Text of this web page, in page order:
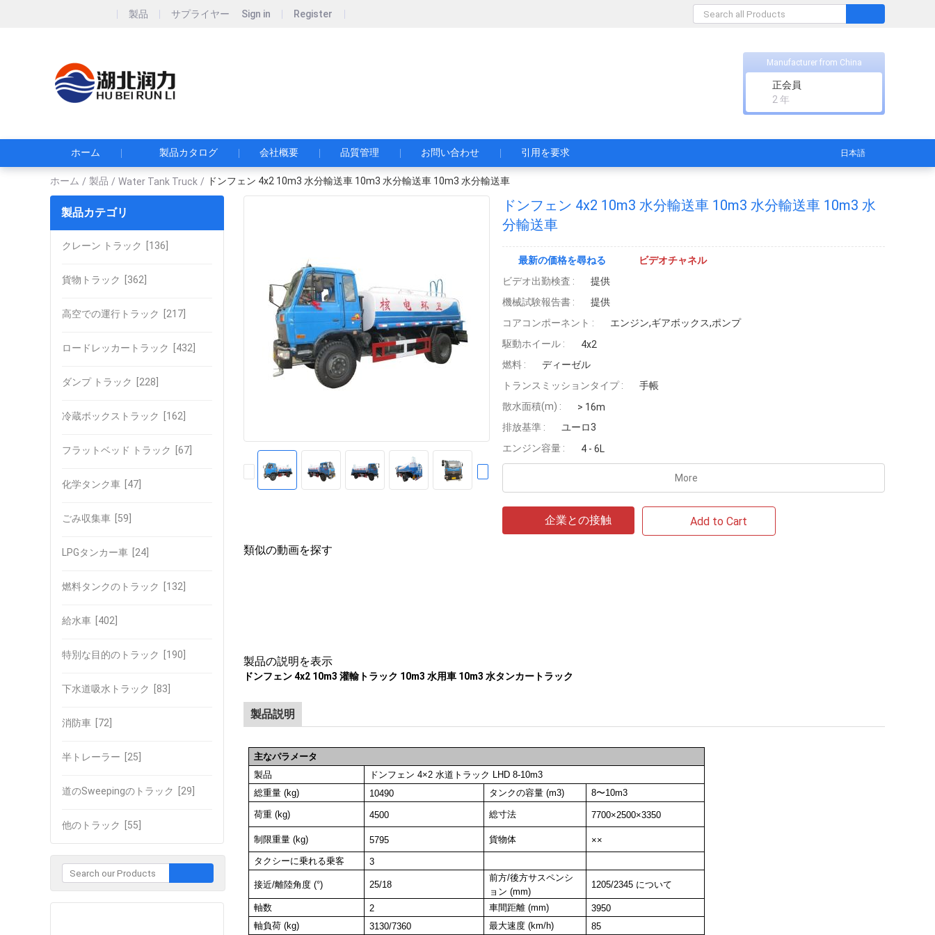
製品 サプライヤー Sign in Register
Manufacturer from China
正会員
2 年
ホーム 製品カタログ 会社概要 品質管理 お問い合わせ 引用を要求 日本語
ホーム / 製品 / Water Tank Truck / ドンフェン 4x2 10m3 水分輸送車 10m3 水分輸送車 10m3 水分輸送車
製品カテゴリ
クレーン トラック [136]
貨物トラック [362]
高空での運行トラック [217]
ロードレッカートラック [432]
ダンプ トラック [228]
冷蔵ボックストラック [162]
フラットベッド トラック [67]
化学タンク車 [47]
ごみ収集車 [59]
LPGタンカー車 [24]
燃料タンクのトラック [132]
給水車 [402]
特別な目的のトラック [190]
下水道吸水トラック [83]
消防車 [72]
半トレーラー [25]
道のSweepingのトラック [29]
他のトラック [55]
ドンフェン 4x2 10m3 水分輸送車 10m3 水分輸送車 10m3 水
分輸送車
最新の価格を尋ねる
ビデオチャネル
ビデオ出勤検査 :
提供
機械試験報告書 :
提供
コアコンポーネント :
エンジン,ギアボックス,ポンプ
駆動ホイール :
4x2
燃料 :
ディーゼル
トランスミッションタイプ :
手帳
散水面積(m) :
> 16m
排放基準 :
ユーロ3
エンジン容量 :
4 - 6L
More
企業との接触 Add to Cart
類似の動画を探す
製品の説明を表示
ドンフェン 4x2 10m3 灌輸トラック 10m3 水用車 10m3 水タンカートラック
製品説明
主なパラメータ
製品
ドンフェン 4×2 水道トラック LHD 8-10m3
総重量 (kg)
10490 タンクの容量 (m3) 8〜10m3
荷重 (kg) 4500 総寸法 7700×2500×3350
制限重量 (kg) 5795 貨物体
××
タクシーに乗れる乗客
3
接近/離陸角度 (°) 25/18
前方/後方サスペンシ
ョン (mm)
1205/2345 について
軸数 2 車間距離 (mm)
3950
軸負荷 (kg)
3130/7360 最大速度 (km/h)
85